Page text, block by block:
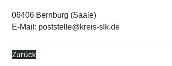
06406 Bernburg (Saale)
E-Mail: poststelle@kreis-slk.de
Zurück